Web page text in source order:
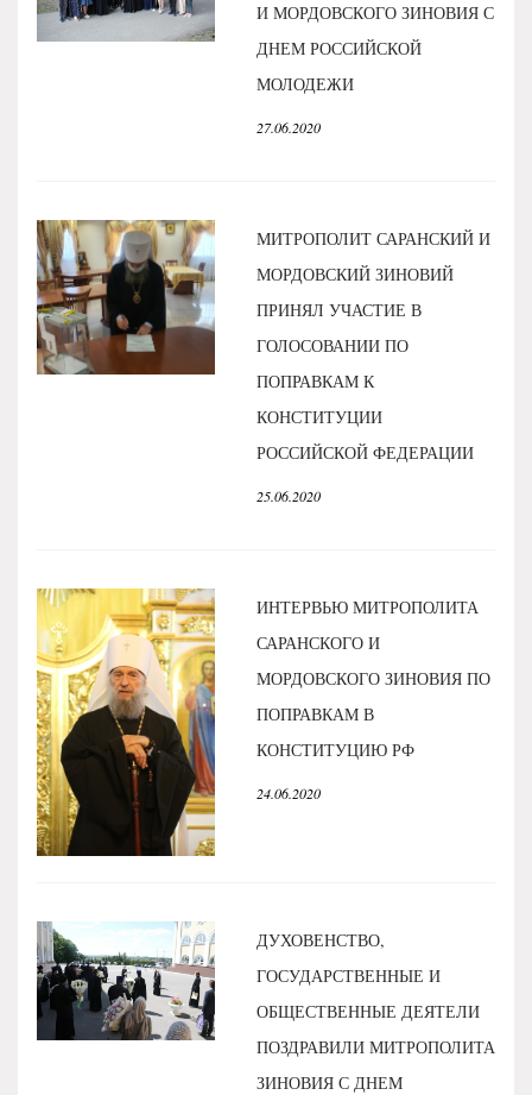
И МОРДОВСКОГО ЗИНОВИЯ С
ДНЕМ РОССИЙСКОЙ
МОЛОДЕЖИ
27.06.2020
МИТРОПОЛИТ САРАНСКИЙ И
МОРДОВСКИЙ ЗИНОВИЙ
ПРИНЯЛ УЧАСТИЕ В
ГОЛОСОВАНИИ ПО
ПОПРАВКАМ К
КОНСТИТУЦИИ
РОССИЙСКОЙ ФЕДЕРАЦИИ
25.06.2020
ИНТЕРВЬЮ МИТРОПОЛИТА
САРАНСКОГО И
МОРДОВСКОГО ЗИНОВИЯ ПО
ПОПРАВКАМ В
КОНСТИТУЦИЮ РФ
24.06.2020
ДУХОВЕНСТВО,
ГОСУДАРСТВЕННЫЕ И
ОБЩЕСТВЕННЫЕ ДЕЯТЕЛИ
ПОЗДРАВИЛИ МИТРОПОЛИТА
ЗИНОВИЯ С ДНЕМ